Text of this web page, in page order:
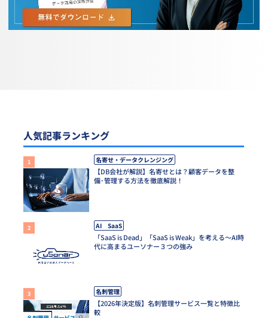
人気記事ランキング
名寄せ・データクレンジング
【DB会社が解説】名寄せとは？顧客データを整
備･管理する方法を徹底解説！
AI SaaS
「SaaS is Dead」「SaaS is Weak」を考える～AI時
代に高まるユーソナー３つの強み
名刺管理
【2026年決定版】名刺管理サービス一覧と特徴比
較